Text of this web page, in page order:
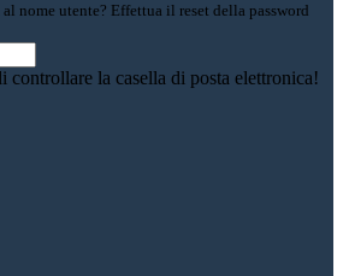
nome utente? Effettua il reset della password
controllare la casella di posta elettronica!